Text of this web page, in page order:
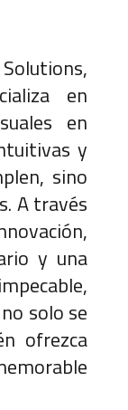
en
en
y
sino
A través
y una
solo se
ofrezca